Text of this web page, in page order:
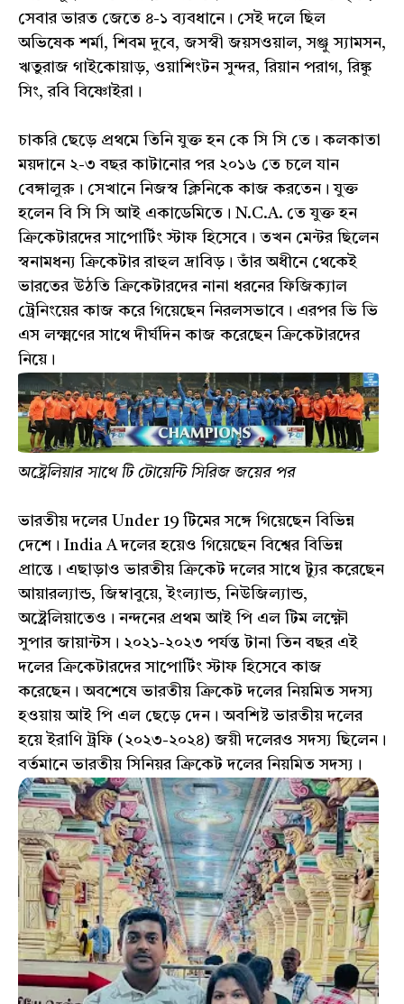
সেবার ভারত জেতে ৪-১ ব্যবধানে। সেই দলে ছিল
অভিষেক শর্মা, শিবম দুবে, জসস্বী জয়সওয়াল, সঞ্জু স্যামসন,
ঋতুরাজ গাইকোয়াড়, ওয়াশিংটন সুন্দর, রিয়ান পরাগ, রিঙ্কু
সিং, রবি বিষ্ণোইরা।
চাকরি ছেড়ে প্রথমে তিনি যুক্ত হন কে সি সি তে। কলকাতা
ময়দানে ২-৩ বছর কাটানোর পর ২০১৬ তে চলে যান
বেঙ্গালুরু। সেখানে নিজস্ব ক্লিনিকে কাজ করতেন। যুক্ত
হলেন বি সি সি আই একাডেমিতে। N.C.A. তে যুক্ত হন
ক্রিকেটারদের সাপোর্টিং স্টাফ হিসেবে। তখন মেন্টর ছিলেন
স্বনামধন্য ক্রিকেটার রাহুল দ্রাবিড়। তাঁর অধীনে থেকেই
ভারতের উঠতি ক্রিকেটারদের নানা ধরনের ফিজিক্যাল
ট্রেনিংয়ের কাজ করে গিয়েছেন নিরলসভাবে। এরপর ভি ভি
এস লক্ষ্মণের সাথে দীর্ঘদিন কাজ করেছেন ক্রিকেটারদের
নিয়ে।
অষ্ট্রেলিয়ার সাথে টি টোয়েন্টি সিরিজ জয়ের পর
ভারতীয় দলের Under 19 টিমের সঙ্গে গিয়েছেন বিভিন্ন
দেশে। India A দলের হয়েও গিয়েছেন বিশ্বের বিভিন্ন
প্রান্তে। এছাড়াও ভারতীয় ক্রিকেট দলের সাথে ট্যুর করেছেন
আয়ারল্যান্ড, জিম্বাবুয়ে, ইংল্যান্ড, নিউজিল্যান্ড,
অষ্ট্রেলিয়াতেও। নন্দনের প্রথম আই পি এল টিম লক্ষ্ণৌ
সুপার জায়ান্টস। ২০২১-২০২৩ পর্যন্ত টানা তিন বছর এই
দলের ক্রিকেটারদের সাপোর্টিং স্টাফ হিসেবে কাজ
করেছেন। অবশেষে ভারতীয় ক্রিকেট দলের নিয়মিত সদস্য
হওয়ায় আই পি এল ছেড়ে দেন। অবশিষ্ট ভারতীয় দলের
হয়ে ইরাণি ট্রফি (২০২৩-২০২৪) জয়ী দলেরও সদস্য ছিলেন।
বর্তমানে ভারতীয় সিনিয়র ক্রিকেট দলের নিয়মিত সদস্য।